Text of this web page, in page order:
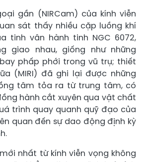
gần (NIRCam) của kính viễn
sát thấy nhiều cặp luồng khí
tinh vân hành tinh NGC 6072,
giao nhau, giống như những
phấp phới trong vũ trụ; thiết
(MIRI) đã ghi lại được những
tâm tỏa ra từ trung tâm, có
hành cắt xuyên qua vật chất
trình quay quanh quỹ đạo của
quan đến sự dao động định kỳ
nhất từ ​​kính viễn vọng không